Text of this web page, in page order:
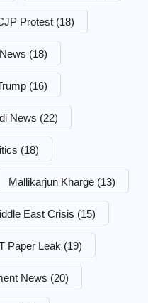
Protest (18)
(18)
(16)
News (22)
(18)
Mallikarjun Kharge (13)
East Crisis (15)
Paper Leak (19)
News (20)